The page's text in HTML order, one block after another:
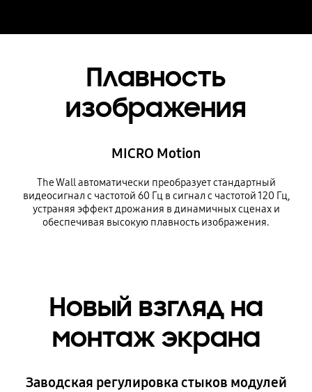
Плавность
изображения
MICRO Motion
The Wall автоматически преобразует стандартный
видеосигнал с частотой 60 Гц в сигнал с частотой 120 Гц,
устраняя эффект дрожания в динамичных сценах и
обеспечивая высокую плавность изображения.
Новый взгляд на
монтаж экрана
Заводская регулировка стыков модулей